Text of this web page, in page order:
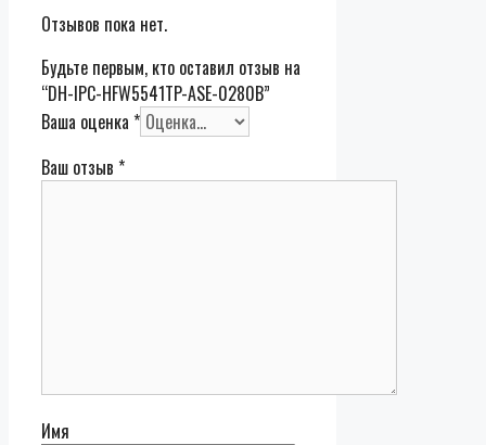
Отзывов пока нет.
Будьте первым, кто оставил отзыв на
“DH-IPC-HFW5541TP-ASE-0280B”
Ваша оценка *
Ваш отзыв *
Имя